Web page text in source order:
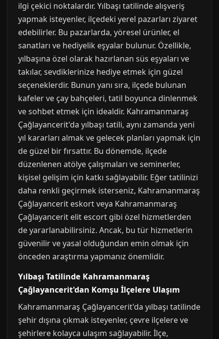
ilgi çekici noktalardır. Yılbaşı tatilinde alışveriş
yapmak isteyenler, ilçedeki yerel pazarları ziyaret
edebilirler. Bu pazarlarda, yöresel ürünler, el
sanatları ve hediyelik eşyalar bulunur. Özellikle,
yılbaşına özel olarak hazırlanan süs eşyaları ve
takılar, sevdiklerinize hediye etmek için güzel
seçeneklerdir. Bunun yanı sıra, ilçede bulunan
kafeler ve çay bahçeleri, tatil boyunca dinlenmek
ve sohbet etmek için idealdir. Kahramanmaraş
Çağlayancerit'da yılbaşı tatili, aynı zamanda yeni
yıl kararları almak ve gelecek planları yapmak için
de güzel bir fırsattır. Bu dönemde, ilçede
düzenlenen atölye çalışmaları ve seminerler,
kişisel gelişim için katkı sağlayabilir. Eğer tatilinizi
daha renkli geçirmek isterseniz, Kahramanmaraş
Çağlayancerit eskort veya Kahramanmaraş
Çağlayancerit elit escort gibi özel hizmetlerden
de yararlanabilirsiniz. Ancak, bu tür hizmetlerin
güvenilir ve yasal olduğundan emin olmak için
önceden araştırma yapmanız önemlidir.
Yılbaşı Tatilinde Kahramanmaraş
Çağlayancerit'dan Komşu İlçelere Ulaşım
Kahramanmaraş Çağlayancerit'da yılbaşı tatilinde
şehir dışına çıkmak isteyenler, çevre ilçelere ve
şehirlere kolayca ulaşım sağlayabilir. İlçe,